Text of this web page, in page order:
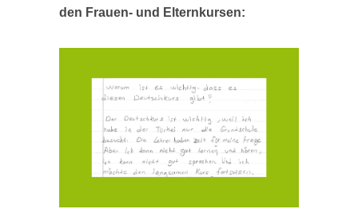
den Frauen- und Elternkursen: